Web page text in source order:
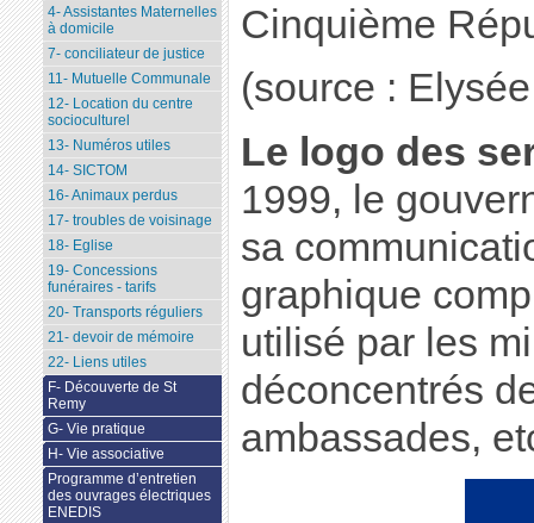
Cinquième
(source :
Le logo des
1999, le
sa
graphique
utilisé par les
déconcentrés
ambassades,
4- Assistantes Maternelles
à domicile
7- conciliateur de justice
11- Mutuelle Communale
12- Location du centre
socioculturel
13- Numéros utiles
14- SICTOM
16- Animaux perdus
17- troubles de voisinage
18- Eglise
19- Concessions
funéraires - tarifs
20- Transports réguliers
21- devoir de mémoire
22- Liens utiles
F- Découverte de St
Remy
G- Vie pratique
H- Vie associative
Programme d’entretien
des ouvrages électriques
ENEDIS